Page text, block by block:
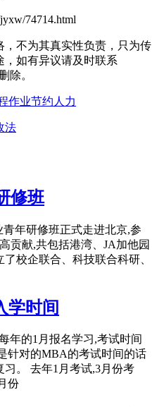
74714.html
不为其真实性负责，只为传
，如有异议请及时联系
除。
作业节约人力
法
修班
年研修班正式走进北京,参
贡献,共包括港湾、JA加他园
校企联合、科技联合科研、
学时间
年的1月报名学习,考试时间
针对的MBA的考试时间的话
。 去年1月考试,3月份考
份